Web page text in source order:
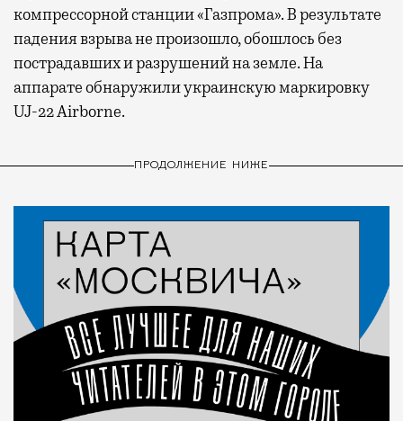
компрессорной станции «Газпрома». В результате
падения взрыва не произошло, обошлось без
пострадавших и разрушений на земле. На
аппарате обнаружили украинскую маркировку
UJ-22 Airborne.
ПРОДОЛЖЕНИЕ НИЖЕ